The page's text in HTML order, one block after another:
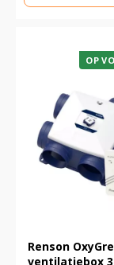
OP
Renson
ventilatiebox